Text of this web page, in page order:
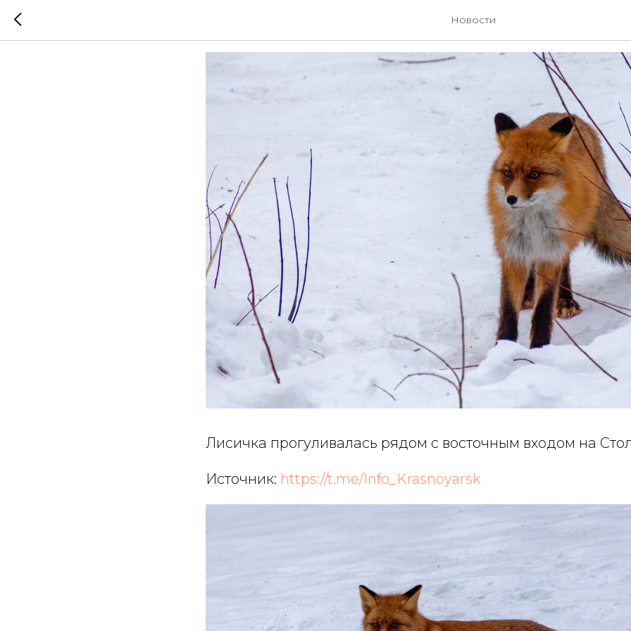
Новости
Прогулка лисички
Лисичка прогуливалась рядом с восточным входом на
Источник: https://t.me/Info_Krasnoyarsk